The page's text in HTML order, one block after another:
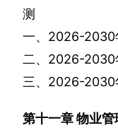
测
一、 2026-2030
二、 2026-2030
三、 2026-2030
第十一章物业管